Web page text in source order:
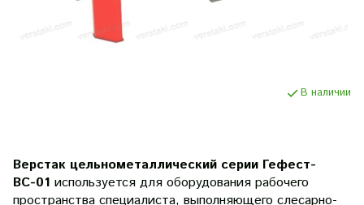
В наличии
Верстак цельнометаллический серии Гефест-
ВС-01 используется для оборудования рабочего
пространства специалиста, выполняющего слесарно-